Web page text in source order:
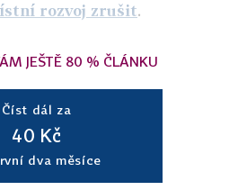
rozvoj zrušit.
JEŠTĚ 80 % ČLÁNKU
Číst dál za
40 Kč
dva měsíce